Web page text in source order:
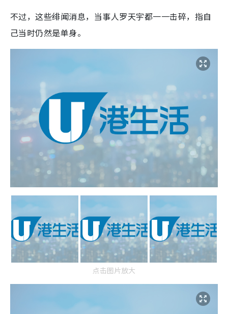
不过，这些绯闻消息，当事人罗天宇都一一击碎，指自
己当时仍然是单身。
点击图片放大